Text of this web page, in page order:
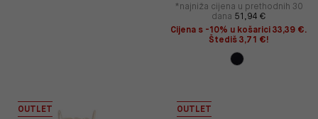
*najniža cijena u prethodnih 30
dana 51,94 €
Cijena s -10% u košarici 33,39 €.
Štediš 3,71 €!
OUTLET
OUTLET